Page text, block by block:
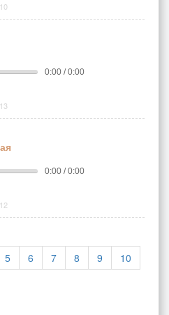
10
0:00 / 0:00
13
0:00 / 0:00
12
5 6 7 8 9 10